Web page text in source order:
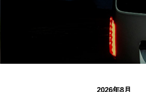
2026年8月